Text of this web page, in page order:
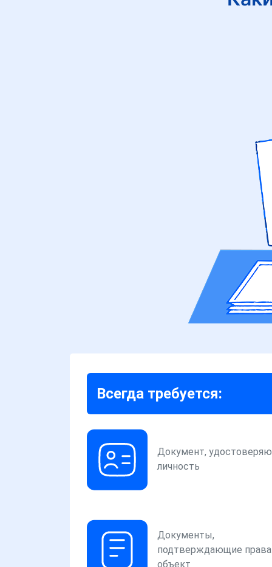
Всегда требуется:
Документ,
личность
Документы,
подтверждающие права
объект